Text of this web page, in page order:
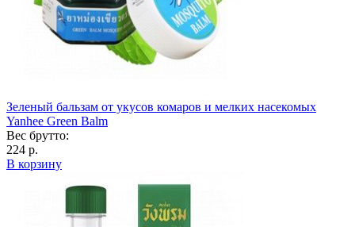
Зеленый бальзам от укусов комаров и мелких насекомых
Yanhee Green Balm
Вес брутто:
224 р.
В корзину